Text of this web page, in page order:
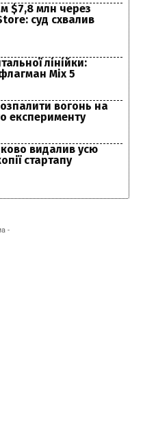
$7,8 млн через
суд схвалив
лінійки:
Mix 5
вогонь на
експерименту
видалив усю
стартапу
-